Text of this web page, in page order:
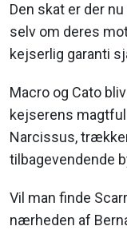
Den skat er der
selv om deres
kejserlig garanti
Macro og Cato
kejserens
Narcissus,
tilbagevendende
Vil man finde
nærheden af